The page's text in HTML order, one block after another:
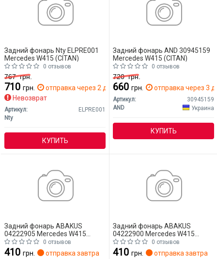
Задний фонарь Nty ELPRE001
Mercedes W415 (CITAN)
0 отзывов
767грн.
710 грн.
отправка через 2 дн.
Невозврат
Артикул:
ELPRE001
Nty
КУПИТЬ
Задний фонарь AND 30945159
Mercedes W415 (CITAN)
0 отзывов
720грн.
660 грн. отправка через 3
Артикул:
30945159
AND
Украина
КУПИТЬ
Задний фонарь ABAKUS
04222905 Mercedes W415
(CITAN)
0 отзывов
410 грн.
отправка завтра
Задний фонарь ABAKUS
04222900 Mercedes W415
(CITAN)
0 отзывов
410 грн.
отправка завтра